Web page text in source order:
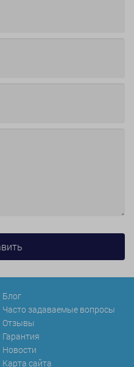
Блог
Часто задаваемые вопросы
Отзывы
Гарантия
Новости
Карта сайта